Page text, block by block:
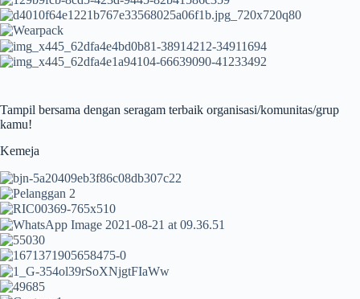
Tampil bersama dengan seragam terbaik organisasi/komunitas/grup
kamu!
Kemeja